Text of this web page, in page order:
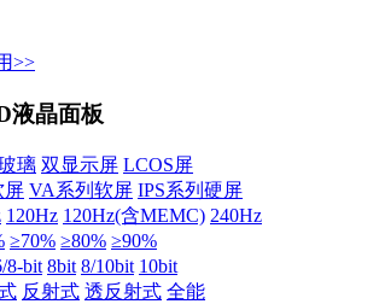
>>
液晶面板
璃 双显示屏 LCOS屏
屏 VA系列软屏 IPS系列硬屏
120Hz 120Hz(含MEMC) 240Hz
≥70% ≥80% ≥90%
8-bit 8bit 8/10bit 10bit
反射式 透反射式 全能